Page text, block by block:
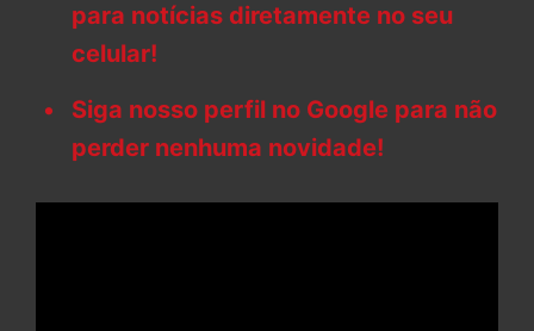
para notícias diretamente no seu
celular!
Siga nosso perfil no Google para não
perder nenhuma novidade!